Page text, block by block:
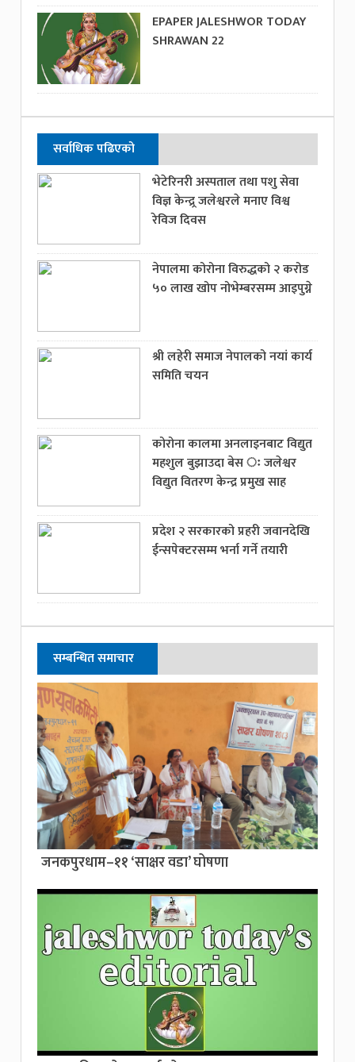
EPAPER JALESHWOR TODAY
SHRAWAN 22
सर्वाधिक पढिएको
भेटेरिनरी अस्पताल तथा पशु सेवा
विज्ञ केन्द्र्र जलेश्वरले मनाए विश्व
रेविज दिवस
नेपालमा कोरोना विरुद्धको २ करोड
५० लाख खोप नोभेम्बरसम्म आइपुग्ने
श्री लहेरी समाज नेपालको नयां कार्य
समिति चयन
कोरोना कालमा अनलाइनबाट विद्युत
महशुल बुझाउदा बेस ः जलेश्वर
विद्युत वितरण केन्द्र प्रमुख साह
प्रदेश २ सरकारको प्रहरी जवानदेखि
ईन्सपेक्टरसम्म भर्ना गर्ने तयारी
सम्बन्धित समाचार
जनकपुरधाम–११ ‘साक्षर वडा’ घोषणा